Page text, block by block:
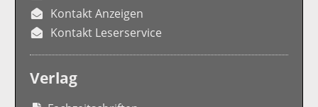
Kontakt Anzeigen
Kontakt Leserservice
Verlag